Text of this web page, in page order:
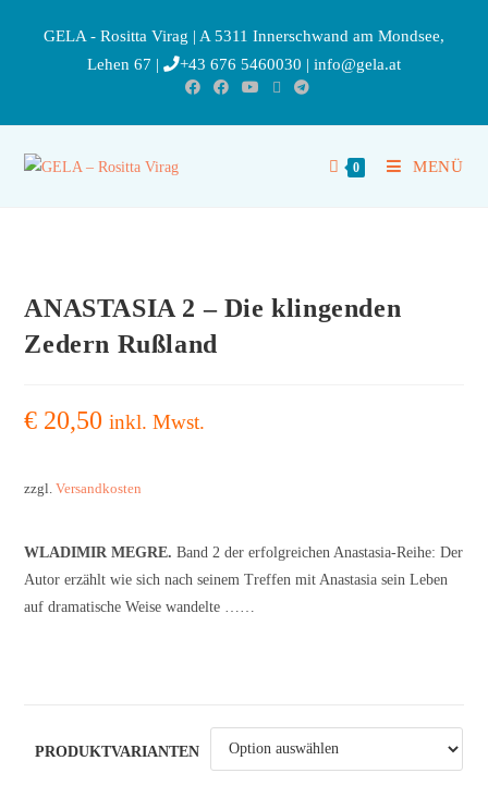
GELA - Rositta Virag | A 5311 Innerschwand am Mondsee,
Lehen 67 |
+43 676 5460030 | info@gela.at
0 MENÜ
ANASTASIA 2 – Die klingenden
Zedern Rußland
€ 20,50 inkl. Mwst.
zzgl.Versandkosten
WLADIMIR MEGRE. Band 2 der erfolgreichen Anastasia-Reihe: Der
Autor erzählt wie sich nach seinem Treffen mit Anastasia sein Leben
auf dramatische Weise wandelte ……
PRODUKTVARIANTEN